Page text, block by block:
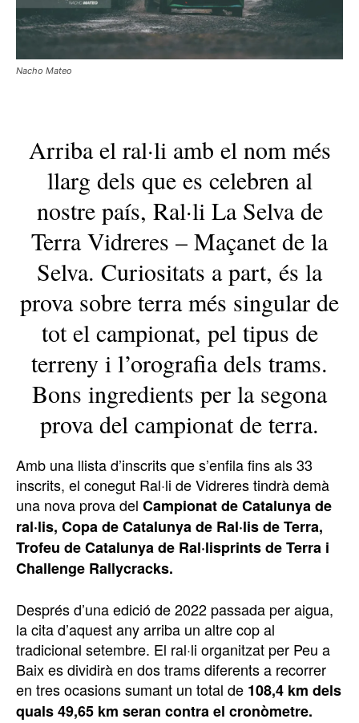
Nacho Mateo
Arriba el ral·li amb el nom més
llarg dels que es celebren al
nostre país, Ral·li La Selva de
Terra Vidreres – Maçanet de la
Selva. Curiositats a part, és la
prova sobre terra més singular de
tot el campionat, pel tipus de
terreny i l’orografia dels trams.
Bons ingredients per la segona
prova del campionat de terra.
Amb una llista d’inscrits que s’enfila fins als 33
inscrits, el conegut Ral·li de Vidreres tindrà demà
una nova prova del Campionat de Catalunya de
ral·lis, Copa de Catalunya de Ral·lis de Terra,
Trofeu de Catalunya de Ral·lisprints de Terra i
Challenge Rallycracks.
Després d’una edició de 2022 passada per aigua,
la cita d’aquest any arriba un altre cop al
tradicional setembre. El ral·li organitzat per Peu a
Baix es dividirà en dos trams diferents a recorrer
en tres ocasions sumant un total de 108,4 km dels
quals 49,65 km seran contra el cronòmetre.